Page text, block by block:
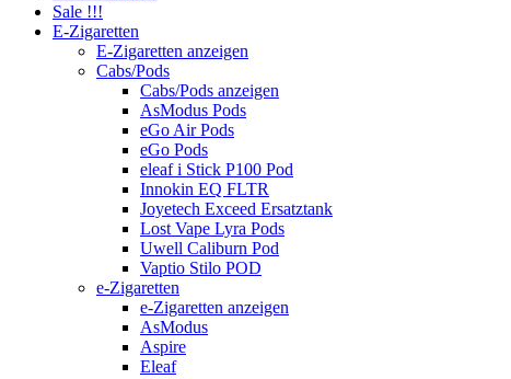
Sale !!!
E-Zigaretten
E-Zigaretten anzeigen
Cabs/Pods
Cabs/Pods anzeigen
AsModus Pods
eGo Air Pods
eGo Pods
eleaf i Stick P100 Pod
Innokin EQ FLTR
Joyetech Exceed Ersatztank
Lost Vape Lyra Pods
Uwell Caliburn Pod
Vaptio Stilo POD
e-Zigaretten
e-Zigaretten anzeigen
AsModus
Aspire
Eleaf